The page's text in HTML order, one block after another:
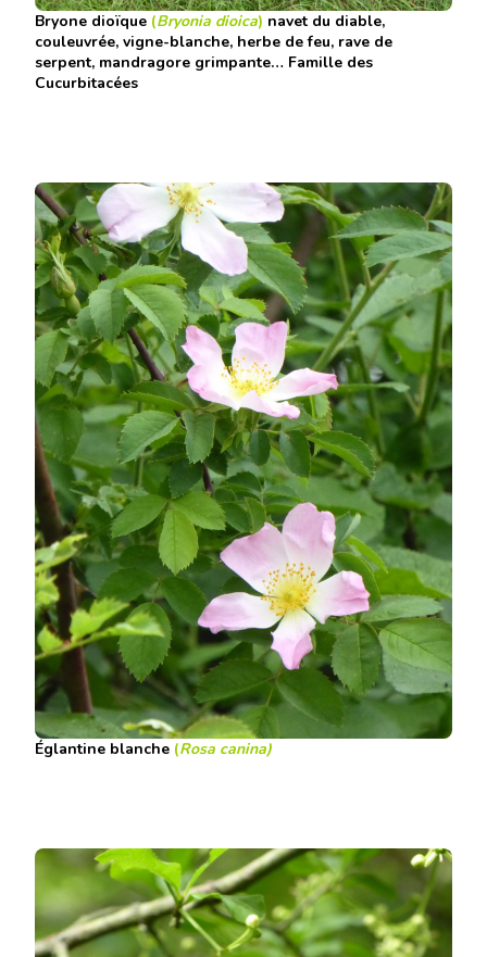
Bryone dioïque (Bryonia dioica) navet du diable,
couleuvrée, vigne-blanche, herbe de feu, rave de
serpent, mandragore grimpante… Famille des
Cucurbitacées
Églantine blanche (Rosa canina)